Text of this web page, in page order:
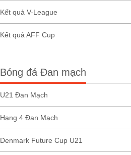
Kết quả V-League
Kết quả AFF Cup
Bóng đá Đan mạch
U21 Đan Mạch
Hạng 4 Đan Mạch
Denmark Future Cup U21